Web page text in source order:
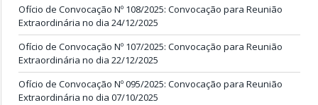
Ofício de Convocação Nº 108/2025: Convocação para Reunião
Extraordinária no dia 24/12/2025
Ofício de Convocação Nº 107/2025: Convocação para Reunião
Extraordinária no dia 22/12/2025
Ofício de Convocação Nº 095/2025: Convocação para Reunião
Extraordinária no dia 07/10/2025